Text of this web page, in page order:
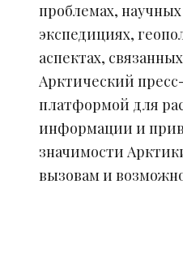
проблемах,
экспедициях,
аспектах,
Арктический
платформой для
информации и
значимости
вызовам и